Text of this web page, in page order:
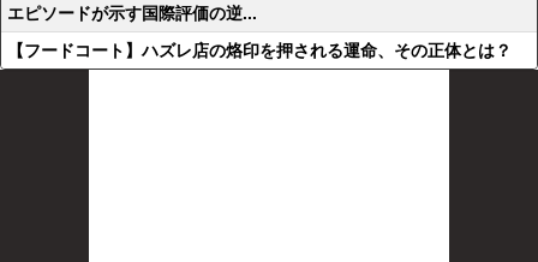
エピソードが示す国際評価の逆...
【フードコート】ハズレ店の烙印を押される運命、その正体とは？